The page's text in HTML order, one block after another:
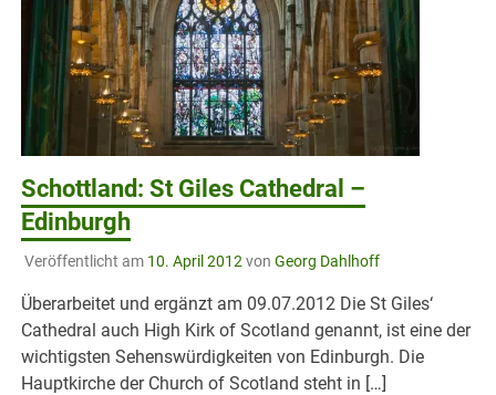
Schottland: St Giles Cathedral –
Edinburgh
Veröffentlicht am 10. April 2012 von Georg Dahlhoff
Überarbeitet und ergänzt am 09.07.2012 Die St Giles‘
Cathedral auch High Kirk of Scotland genannt, ist eine der
wichtigsten Sehenswürdigkeiten von Edinburgh. Die
Hauptkirche der Church of Scotland steht in […]